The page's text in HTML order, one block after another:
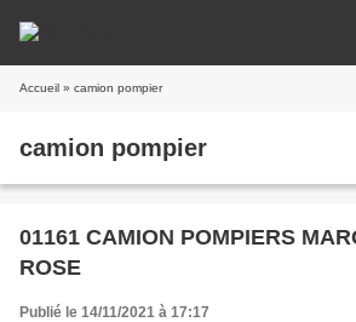
Accueil » camion pompier
camion pompier
01161 CAMION POMPIERS
ROSE
Publié le 14/11/2021 à 17:17